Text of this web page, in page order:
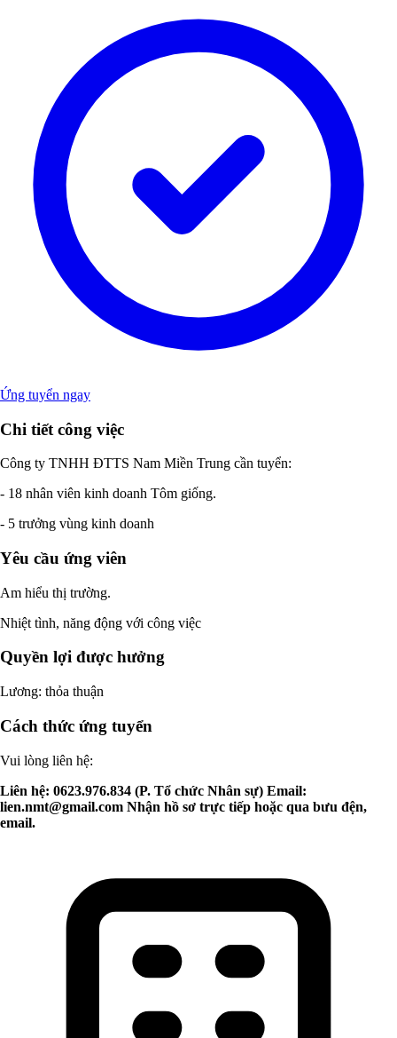
Ứng tuyển ngay
Chi tiết công việc
Công ty TNHH ĐTTS Nam Miền Trung cần tuyển:
- 18 nhân viên kinh doanh Tôm giống.
- 5 trưởng vùng kinh doanh
Yêu cầu ứng viên
Am hiểu thị trường.
Nhiệt tình, năng động với công việc
Quyền lợi được hưởng
Lương: thỏa thuận
Cách thức ứng tuyển
Vui lòng liên hệ:
Liên hệ: 0623.976.834 (P. Tổ chức Nhân sự) Email:
lien.nmt@gmail.com Nhận hồ sơ trực tiếp hoặc qua bưu đện,
email.